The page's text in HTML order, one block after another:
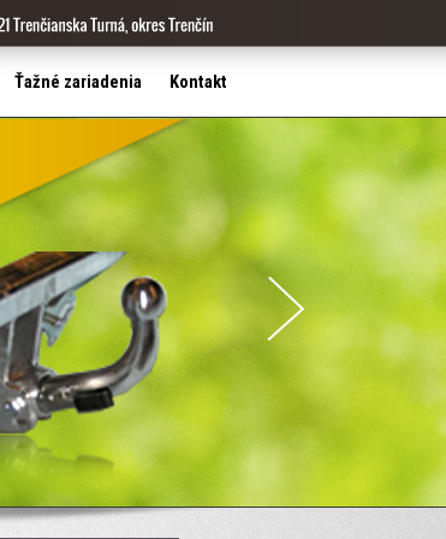
Ťažné zariadenia Kontakt